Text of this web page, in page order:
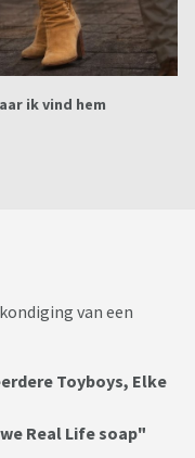
ik vind hem
van een
Toyboys, Elke
Real Life soap"